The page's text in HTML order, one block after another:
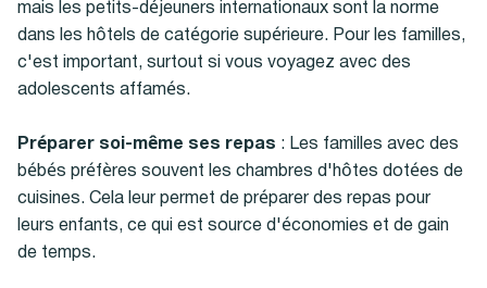
mais les petits-déjeuners internationaux sont la norme
dans les hôtels de catégorie supérieure. Pour les familles,
c'est important, surtout si vous voyagez avec des
adolescents affamés.
Préparer soi-même ses repas : Les familles avec des
bébés préfères souvent les chambres d'hôtes dotées de
cuisines. Cela leur permet de préparer des repas pour
leurs enfants, ce qui est source d'économies et de gain
de temps.